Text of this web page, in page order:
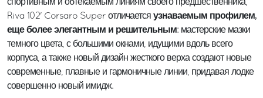
спортивным и обтекаемым линиям своего предшественника,
Riva 102' Corsaro Super отличается узнаваемым профилем,
еще более элегантным и решительным: мастерские мазки
темного цвета, с большими окнами, идущими вдоль всего
корпуса, а также новый дизайн жесткого верха создают новые
современные, плавные и гармоничные линии, придавая лодке
совершенно новый имидж.